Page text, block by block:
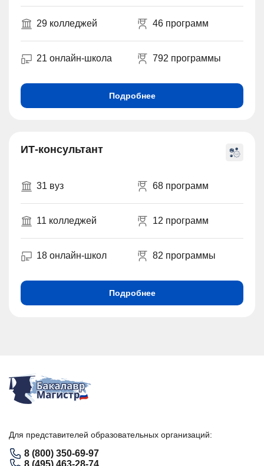
29 колледжей 46 программ
21 онлайн-школа 792 программы
Подробнее
ИТ-консультант
31 вуз 68 программ
11 колледжей 12 программ
18 онлайн-школ 82 программы
Подробнее
Для представителей образовательных организаций:
8 (800) 350-69-97
8 (495) 463-28-74